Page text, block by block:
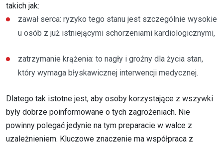
takich jak:
zawał serca: ryzyko tego stanu jest szczególnie wysokie
u osób z już istniejącymi schorzeniami kardiologicznymi,
zatrzymanie krążenia: to nagły i groźny dla życia stan,
który wymaga błyskawicznej interwencji medycznej.
Dlatego tak istotne jest, aby osoby korzystające z wszywki
były dobrze poinformowane o tych zagrożeniach. Nie
powinny polegać jedynie na tym preparacie w walce z
uzależnieniem. Kluczowe znaczenie ma współpraca z